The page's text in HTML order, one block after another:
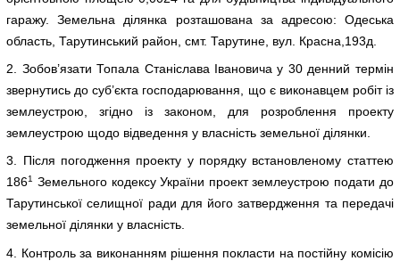
гаражу. Земельна ділянка розташована за адресою: Одеська
область, Тарутинський район, смт. Тарутине, вул. Красна,193д.
2. Зобов’язати Топала Станіслава Івановича у 30 денний термін
звернутись до суб’єкта господарювання, що є виконавцем робіт із
землеустрою, згідно із законом, для розроблення проекту
землеустрою щодо відведення у власність земельної ділянки.
3. Після погодження проекту у порядку встановленому статтею
1861
Земельного кодексу України проект землеустрою подати до
Тарутинської селищної ради для його затвердження та передачі
земельної ділянки у власність.
4. Контроль за виконанням рішення покласти на постійну комісію